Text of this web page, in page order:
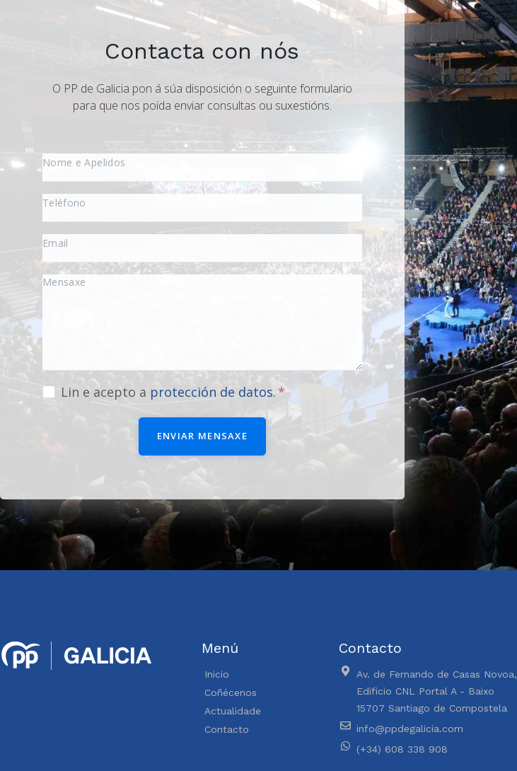
Contacta con nós
O PP de Galicia pon á súa disposición o seguinte formulario
para que nos poida enviar consultas ou suxestións.
Lin e acepto a protección de datos.
ENVIAR MENSAXE
Menú
Inicio
Coñécenos
Actualidade
Contacto
Contacto
Av. de Fernando de Casas Novoa,
Edificio CNL Portal A - Baixo
15707 Santiago de Compostela
info@ppdegalicia.com
(+34) 608 338 908